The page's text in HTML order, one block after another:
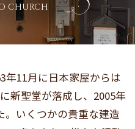
CHURCH
年11月に日本家屋からは
新聖堂が落成し、2005年
。いくつかの貴重な建造